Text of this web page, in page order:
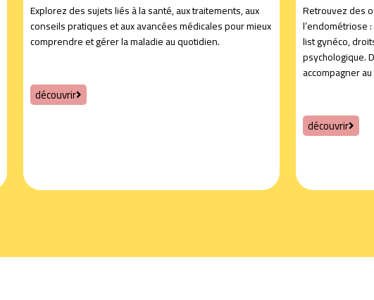
Explorez des sujets liés à la santé, aux traitements, aux
conseils pratiques et aux avancées médicales pour mieux
comprendre et gérer la maladie au quotidien.
découvrir
Retrouvez des
l’endométriose
list gynéco,
psychologique.
accompagner
découvrir